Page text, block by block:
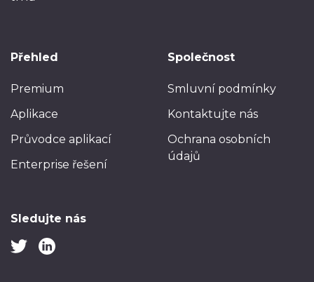
Přehled
Premium
Aplikace
Průvodce aplikací
Enterprise řešení
Společnost
Smluvní podmínky
Kontaktujte nás
Ochrana osobních
údajů
Sledujte nás